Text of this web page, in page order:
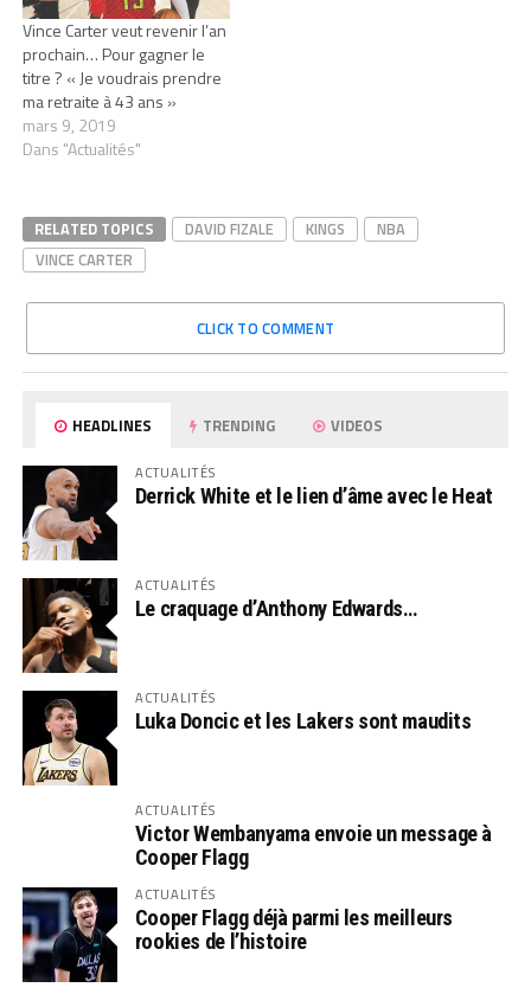
Vince Carter veut revenir l’an
prochain… Pour gagner le
titre ? « Je voudrais prendre
ma retraite à 43 ans »
mars 9, 2019
Dans "Actualités"
RELATED TOPICS DAVID FIZALE KINGS
NBA
VINCE CARTER
CLICK TO COMMENT
HEADLINES TRENDING VIDEOS
ACTUALITÉS
Derrick White et le lien d’âme avec le Heat
ACTUALITÉS
Le craquage d’Anthony Edwards…
ACTUALITÉS
Luka Doncic et les Lakers sont maudits
ACTUALITÉS
Victor Wembanyama envoie un message à
Cooper Flagg
ACTUALITÉS
Cooper Flagg déjà parmi les meilleurs
rookies de l’histoire